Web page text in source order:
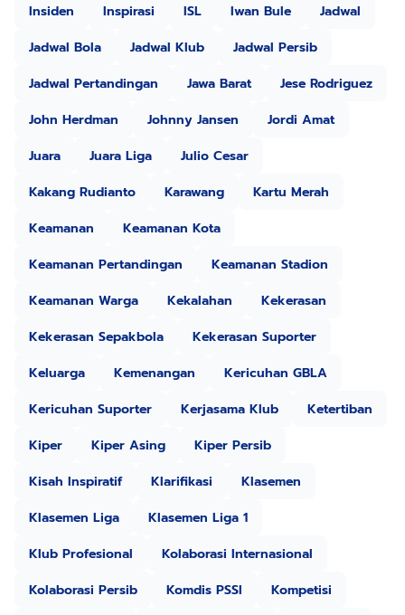
Insiden
Inspirasi ISL Iwan Bule
Jadwal
Jadwal Bola
Jadwal Klub
Jadwal Persib
Jadwal Pertandingan
Jawa Barat
Jese Rodriguez
John Herdman
Johnny Jansen
Jordi Amat
Juara
Juara Liga
Julio Cesar
Kakang Rudianto
Karawang
Kartu Merah
Keamanan
Keamanan Kota
Keamanan Pertandingan
Keamanan Stadion
Keamanan Warga
Kekalahan
Kekerasan
Kekerasan Sepakbola
Kekerasan Suporter
Keluarga
Kemenangan
Kericuhan GBLA
Kericuhan Suporter
Kerjasama Klub
Ketertiban
Kiper
Kiper Asing
Kiper Persib
Kisah Inspiratif
Klarifikasi
Klasemen
Klasemen Liga
Klasemen Liga 1
Klub Profesional
Kolaborasi Internasional
Kolaborasi Persib
Komdis PSSI
Kompetisi